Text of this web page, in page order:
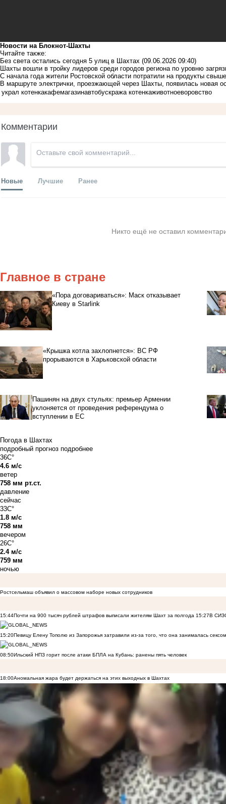
Новости на Блoкнoт-Шахты
Читайте также:
Без света остались сегодня 5 улиц в Шахтах (09.06.2026 09:40)
Шахты вошли в тройку лидеров среди городов региона по уровню
С начала года жители Ростовской области потратили на продукты
В маршруте электрички, проезжающей через Шахты, появилась новая
украл котенкакафемагазинавтобускража котенкаживотноеворовство
Комментарии
Новые Лучшие Ранее
Никто ещё не оставил
Главное в стране
«Пора договариваться»: Маск отказывает
Киеву в Starlink
«Крышка котла захлопнется»: ВС РФ
прорываются в Харьковской области
Пашинян на двух стульях: премьер Армении
уклоняется от проведения референдума о
вступлении в ЕС
Погода в Шахтах
подробный прогноз подробнее
36C°
4.6 м/с
ветер
758 мм рт.ст.
давление
сейчас
33C°
1.8 м/с
758 мм
вечером
26C°
2.4 м/с
759 мм
ночью
Ростсельмаш объявил о массовом наборе новых сотрудников
15:44Почти на 900 тысяч рублей штрафов выписали жителям Шахт за полгода 15:27В
15:20Певицу Елену Тополю из Запорожья затравили из-за того, что она занималась
08:50Ильский НПЗ горит после атаки БПЛА на Кубань: ранены пять человек
18:00Аномальная жара будет держаться на этих выходных в Шахтах